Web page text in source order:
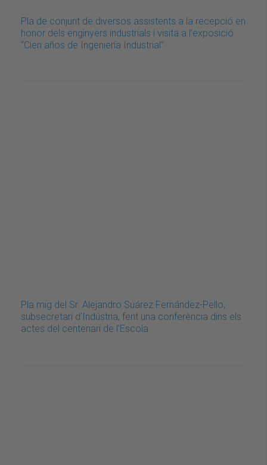
Pla de conjunt de diversos assistents a la recepció en
honor dels enginyers industrials i visita a l’exposició
“Cien años de Ingeniería Industrial”
Pla mig del Sr. Alejandro Suárez Fernández-Pello,
subsecretari d’Indústria, fent una conferència dins els
actes del centenari de l’Escola